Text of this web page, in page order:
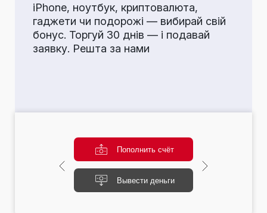
iPhone, ноутбук, криптовалюта,
гаджети чи подорожі — вибирай свій
бонус. Торгуй 30 днів — і подавай
заявку. Решта за нами
Пополнить счёт
Вывести деньги